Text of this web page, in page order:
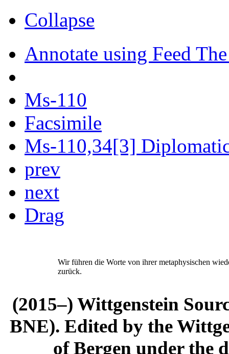
Collapse
Annotate using Feed
Ms-110
Facsimile
Ms-110,34[3]
prev
next
Drag
Wir führen die Worte von ihrer metaphysischen
zurück.
(2015–) Wittgenstein
BNE). Edited by the
of Bergen under the